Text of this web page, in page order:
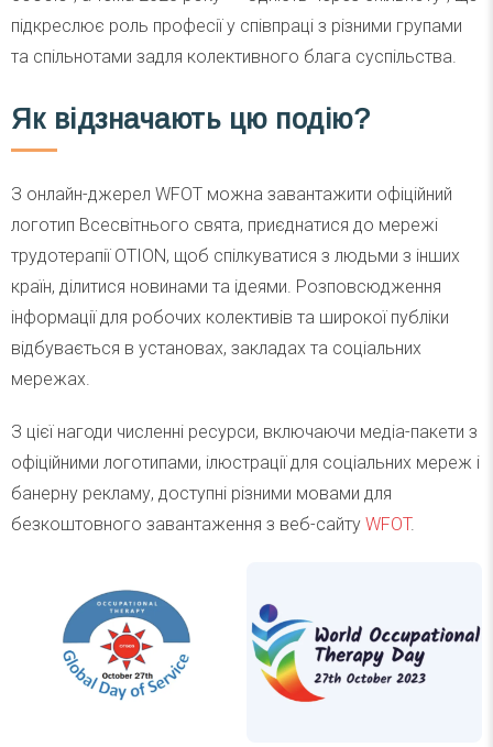
підкреслює роль професії у співпраці з різними групами
та спільнотами задля колективного блага суспільства.
Як відзначають цю подію?
З онлайн-джерел WFOT можна завантажити офіційний
логотип Всесвітнього свята, приєднатися до мережі
трудотерапії OTION, щоб спілкуватися з людьми з інших
країн, ділитися новинами та ідеями. Розповсюдження
інформації для робочих колективів та широкої публіки
відбувається в установах, закладах та соціальних
мережах.
З цієї нагоди численні ресурси, включаючи медіа-пакети з
офіційними логотипами, ілюстрації для соціальних мереж і
банерну рекламу, доступні різними мовами для
безкоштовного завантаження з веб-сайту WFOT.